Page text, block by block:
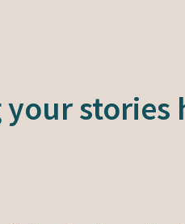
stories